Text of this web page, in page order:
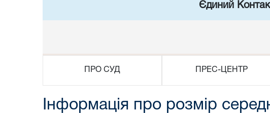
Єдиний
ПРО СУД ПРЕС-ЦЕНТР
Інформація про розмір